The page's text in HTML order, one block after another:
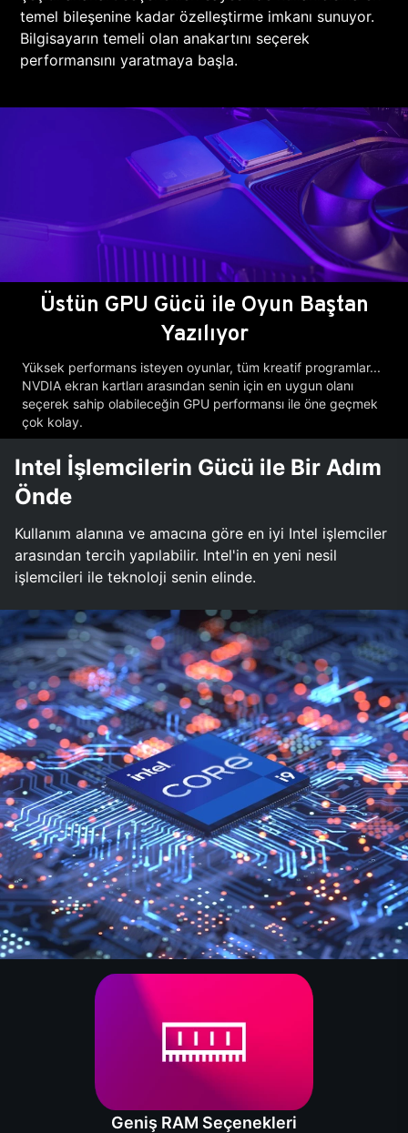
temel bileşenine kadar özelleştirme imkanı sunuyor.
Bilgisayarın temeli olan anakartını seçerek
performansını yaratmaya başla.
Üstün GPU Gücü ile Oyun Baştan
Yazılıyor
Yüksek performans isteyen oyunlar, tüm kreatif programlar...
NVDIA ekran kartları arasından senin için en uygun olanı
seçerek sahip olabileceğin GPU performansı ile öne geçmek
çok kolay.
Intel İşlemcilerin Gücü ile Bir Adım
Önde
Kullanım alanına ve amacına göre en iyi Intel işlemciler
arasından tercih yapılabilir. Intel'in en yeni nesil
işlemcileri ile teknoloji senin elinde.
Geniş RAM Seçenekleri